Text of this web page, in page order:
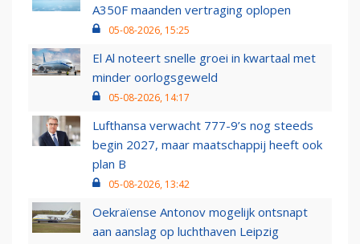
A350F maanden vertraging oplopen
05-08-2026, 15:25
El Al noteert snelle groei in kwartaal met
minder oorlogsgeweld
05-08-2026, 14:17
Lufthansa verwacht 777-9’s nog steeds
begin 2027, maar maatschappij heeft ook
plan B
05-08-2026, 13:42
Oekraïense Antonov mogelijk ontsnapt
aan aanslag op luchthaven Leipzig